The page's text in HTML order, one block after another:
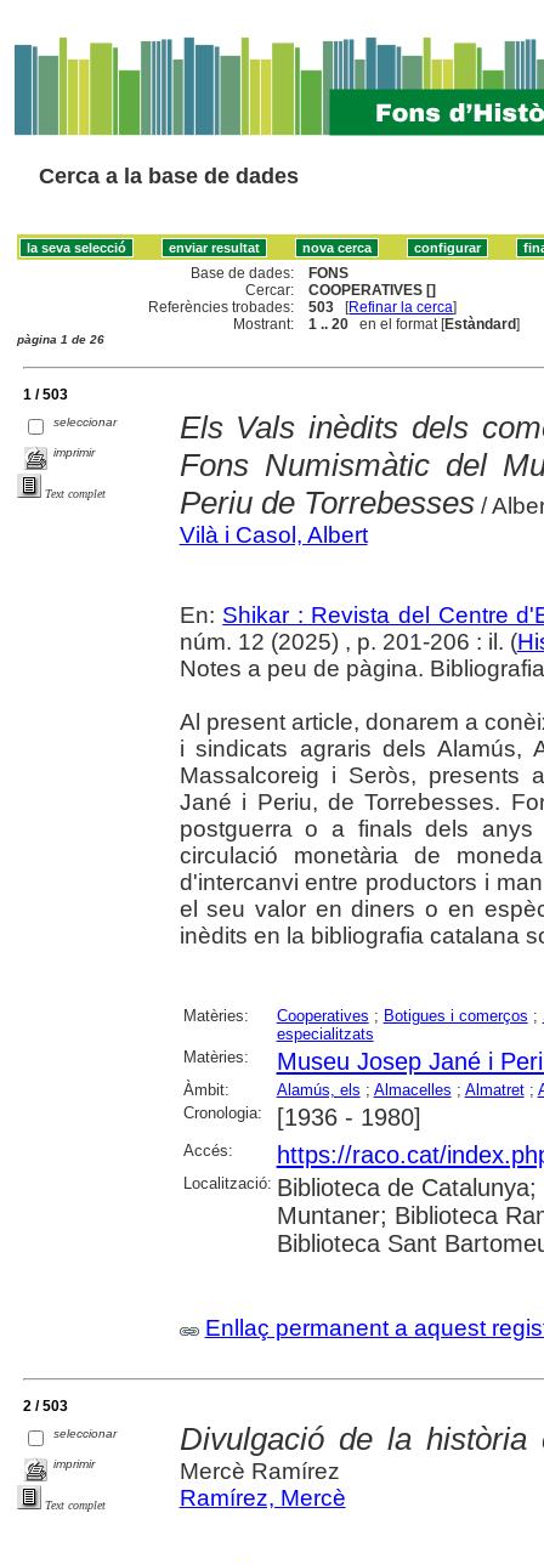
Cerca a la base de dades
Base de dades:
FONS
Cercar:
COOPERATIVES []
Referències trobades:
503 [Refinar la cerca]
Mostrant:
1 .. 20 en el format [Estàndard]
pàgina 1 de 26
1 / 503
seleccionar
imprimir
Text complet
Els Vals inèdits dels
Fons Numismàtic del
Periu de Torrebesses/
Vilà i Casol, Albert
En: Shikar : Revista del Centre
núm. 12 (2025) , p. 201-206 : il. (
Notes a peu de pàgina.
Al present article, donarem a
i sindicats agraris dels Alamús,
Massalcoreig i Seròs, presents
Jané i Periu, de Torrebesses.
postguerra o a finals dels
circulació monetària de
d'intercanvi entre productors i
el seu valor en diners o en
inèdits en la bibliografia catalana
Matèries: Cooperatives ; Botigues i comerços ;
especialitzats
Matèries:
Museu Josep Jané i
Àmbit: Alamús, els ; Almacelles ; Almatret;
Cronologia:
[1936 - 1980]
Accés: https://raco.cat/
Localització: Biblioteca de
Muntaner; Biblioteca
Biblioteca Sant
Enllaç permanent a aquest
2 / 503
seleccionar
imprimir
Text complet
Divulgació de la història
Mercè Ramírez
Ramírez, Mercè